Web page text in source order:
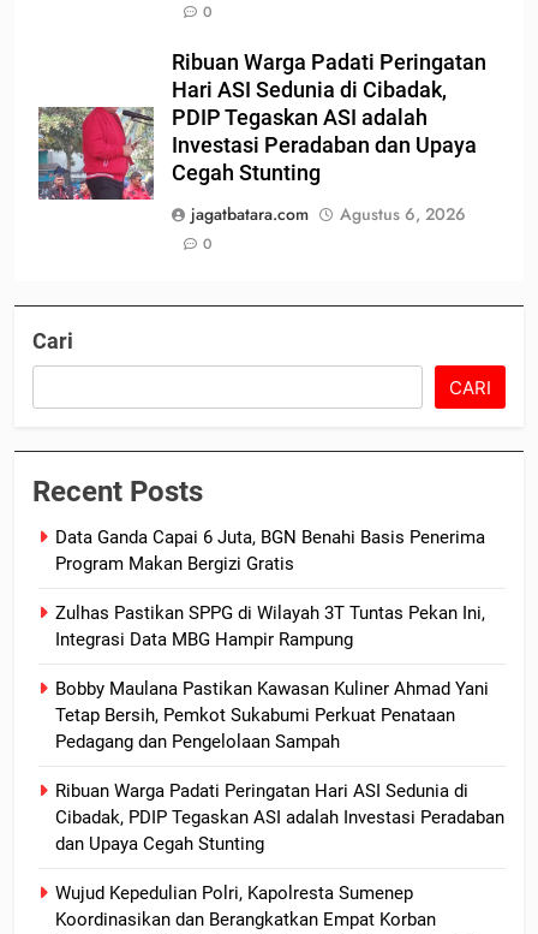
0
Ribuan Warga Padati Peringatan
Hari ASI Sedunia di Cibadak,
PDIP Tegaskan ASI adalah
Investasi Peradaban dan Upaya
Cegah Stunting
jagatbatara.com
Agustus 6, 2026
0
Cari
CARI
Recent Posts
Data Ganda Capai 6 Juta, BGN Benahi Basis Penerima
Program Makan Bergizi Gratis
Zulhas Pastikan SPPG di Wilayah 3T Tuntas Pekan Ini,
Integrasi Data MBG Hampir Rampung
Bobby Maulana Pastikan Kawasan Kuliner Ahmad Yani
Tetap Bersih, Pemkot Sukabumi Perkuat Penataan
Pedagang dan Pengelolaan Sampah
Ribuan Warga Padati Peringatan Hari ASI Sedunia di
Cibadak, PDIP Tegaskan ASI adalah Investasi Peradaban
dan Upaya Cegah Stunting
Wujud Kepedulian Polri, Kapolresta Sumenep
Koordinasikan dan Berangkatkan Empat Korban